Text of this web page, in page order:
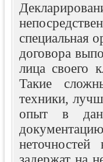
специальная
договора
лица своего
Такие
техники,
опыт в